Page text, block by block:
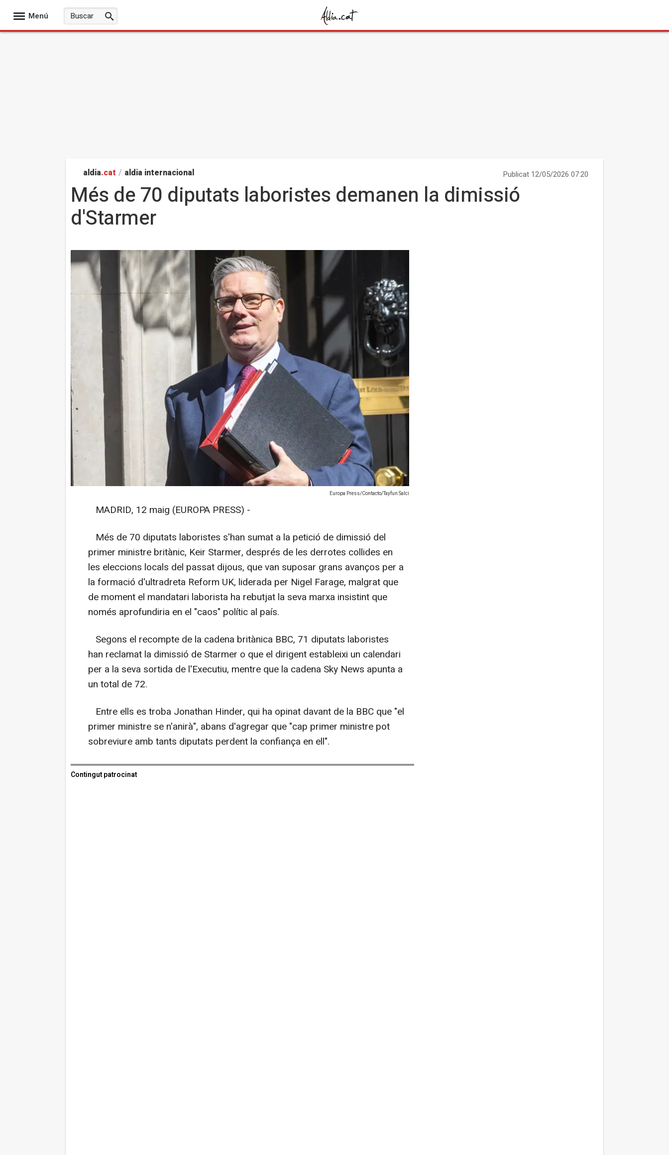
Menú
aldia.cat / aldia internacional Publicat 12/05/2026 07:20
Més de 70 diputats laboristes demanen la dimissió
d'Starmer
Europa Press/Contacto/Tayfun Salci
MADRID, 12 maig (EUROPA PRESS) -
Més de 70 diputats laboristes s'han sumat a la petició de dimissió del
primer ministre britànic, Keir Starmer, després de les derrotes collides en
les eleccions locals del passat dijous, que van suposar grans avanços per a
la formació d'ultradreta Reform UK, liderada per Nigel Farage, malgrat que
de moment el mandatari laborista ha rebutjat la seva marxa insistint que
només aprofundiria en el "caos" polític al país.
Segons el recompte de la cadena britànica BBC, 71 diputats laboristes
han reclamat la dimissió de Starmer o que el dirigent estableixi un calendari
per a la seva sortida de l'Executiu, mentre que la cadena Sky News apunta a
un total de 72.
Entre ells es troba Jonathan Hinder, qui ha opinat davant de la BBC que "el
primer ministre se n'anirà", abans d'agregar que "cap primer ministre pot
sobreviure amb tants diputats perdent la confiança en ell".
Contingut patrocinat